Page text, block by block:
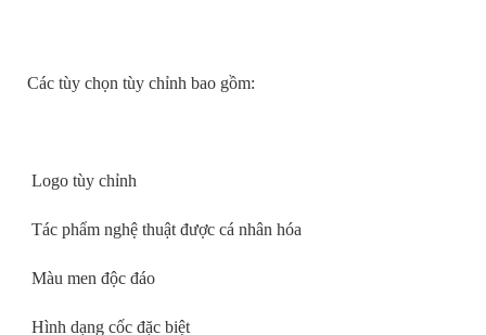
Các tùy chọn tùy chỉnh bao gồm:
Logo tùy chỉnh
Tác phẩm nghệ thuật được cá nhân hóa
Màu men độc đáo
Hình dạng cốc đặc biệt